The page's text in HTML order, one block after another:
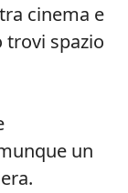
cinema e
spazio
un